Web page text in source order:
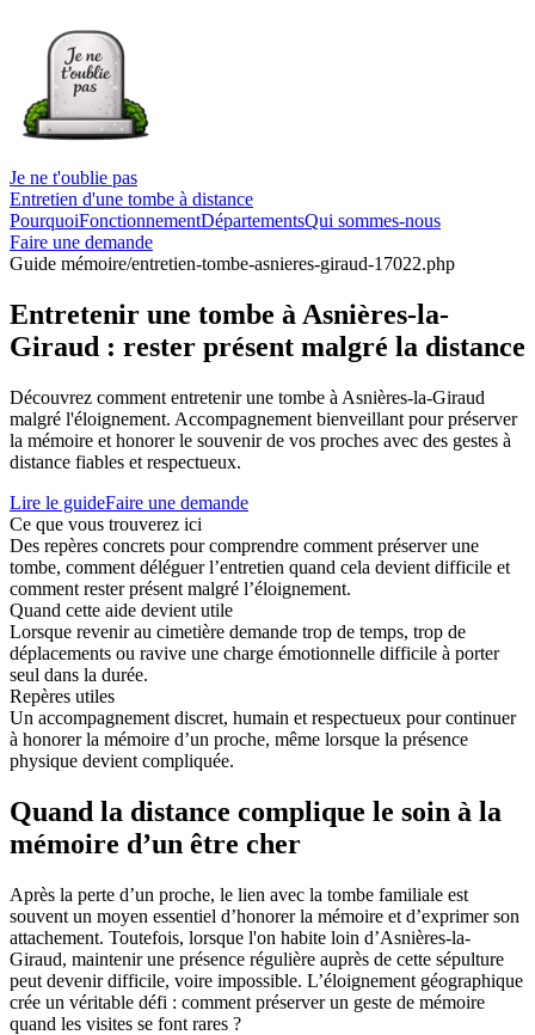
Je ne t'oublie pas
Entretien d'une tombe à distance
PourquoiFonctionnementDépartementsQui sommes-nous
Faire une demande
Guide mémoire/entretien-tombe-asnieres-giraud-17022.php
Entretenir une tombe à Asnières-la-
Giraud : rester présent malgré la distance
Découvrez comment entretenir une tombe à Asnières-la-Giraud
malgré l'éloignement. Accompagnement bienveillant pour préserver
la mémoire et honorer le souvenir de vos proches avec des gestes à
distance fiables et respectueux.
Lire le guideFaire une demande
Ce que vous trouverez ici
Des repères concrets pour comprendre comment préserver une
tombe, comment déléguer l’entretien quand cela devient difficile et
comment rester présent malgré l’éloignement.
Quand cette aide devient utile
Lorsque revenir au cimetière demande trop de temps, trop de
déplacements ou ravive une charge émotionnelle difficile à porter
seul dans la durée.
Repères utiles
Un accompagnement discret, humain et respectueux pour continuer
à honorer la mémoire d’un proche, même lorsque la présence
physique devient compliquée.
Quand la distance complique le soin à la
mémoire d’un être cher
Après la perte d’un proche, le lien avec la tombe familiale est
souvent un moyen essentiel d’honorer la mémoire et d’exprimer son
attachement. Toutefois, lorsque l'on habite loin d’Asnières-la-
Giraud, maintenir une présence régulière auprès de cette sépulture
peut devenir difficile, voire impossible. L’éloignement géographique
crée un véritable défi : comment préserver un geste de mémoire
quand les visites se font rares ?